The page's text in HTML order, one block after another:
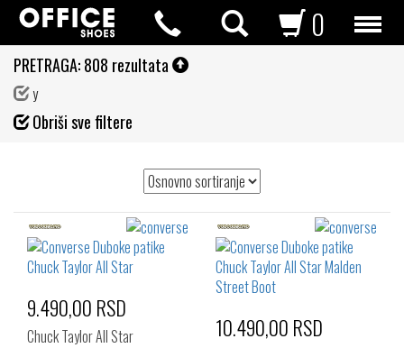
0
PRETRAGA:808 rezultata
y
Obriši sve filtere
9.490,00 RSD
Chuck Taylor All Star 10.490,00 RSD